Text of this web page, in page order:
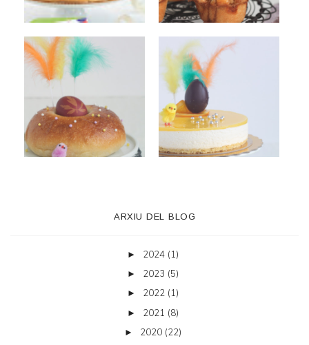
ARXIU DEL BLOG
► 2024 (1)
► 2023 (5)
► 2022 (1)
► 2021 (8)
► 2020 (22)